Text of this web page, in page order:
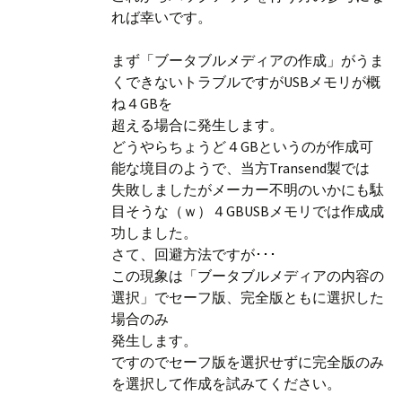
れば幸いです。
まず「ブータブルメディアの作成」がうま
くできないトラブルですがUSBメモリが概
ね４GBを
超える場合に発生します。
どうやらちょうど４GBというのが作成可
能な境目のようで、当方Transend製では
失敗しましたがメーカー不明のいかにも駄
目そうな（ｗ）４GBUSBメモリでは作成成
功しました。
さて、回避方法ですが･･･
この現象は「ブータブルメディアの内容の
選択」でセーフ版、完全版ともに選択した
場合のみ
発生します。
ですのでセーフ版を選択せずに完全版のみ
を選択して作成を試みてください。